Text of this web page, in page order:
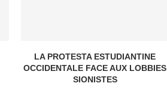
LA PROTESTA ESTUDIANTINE
OCCIDENTALE FACE AUX LOBBIES
SIONISTES